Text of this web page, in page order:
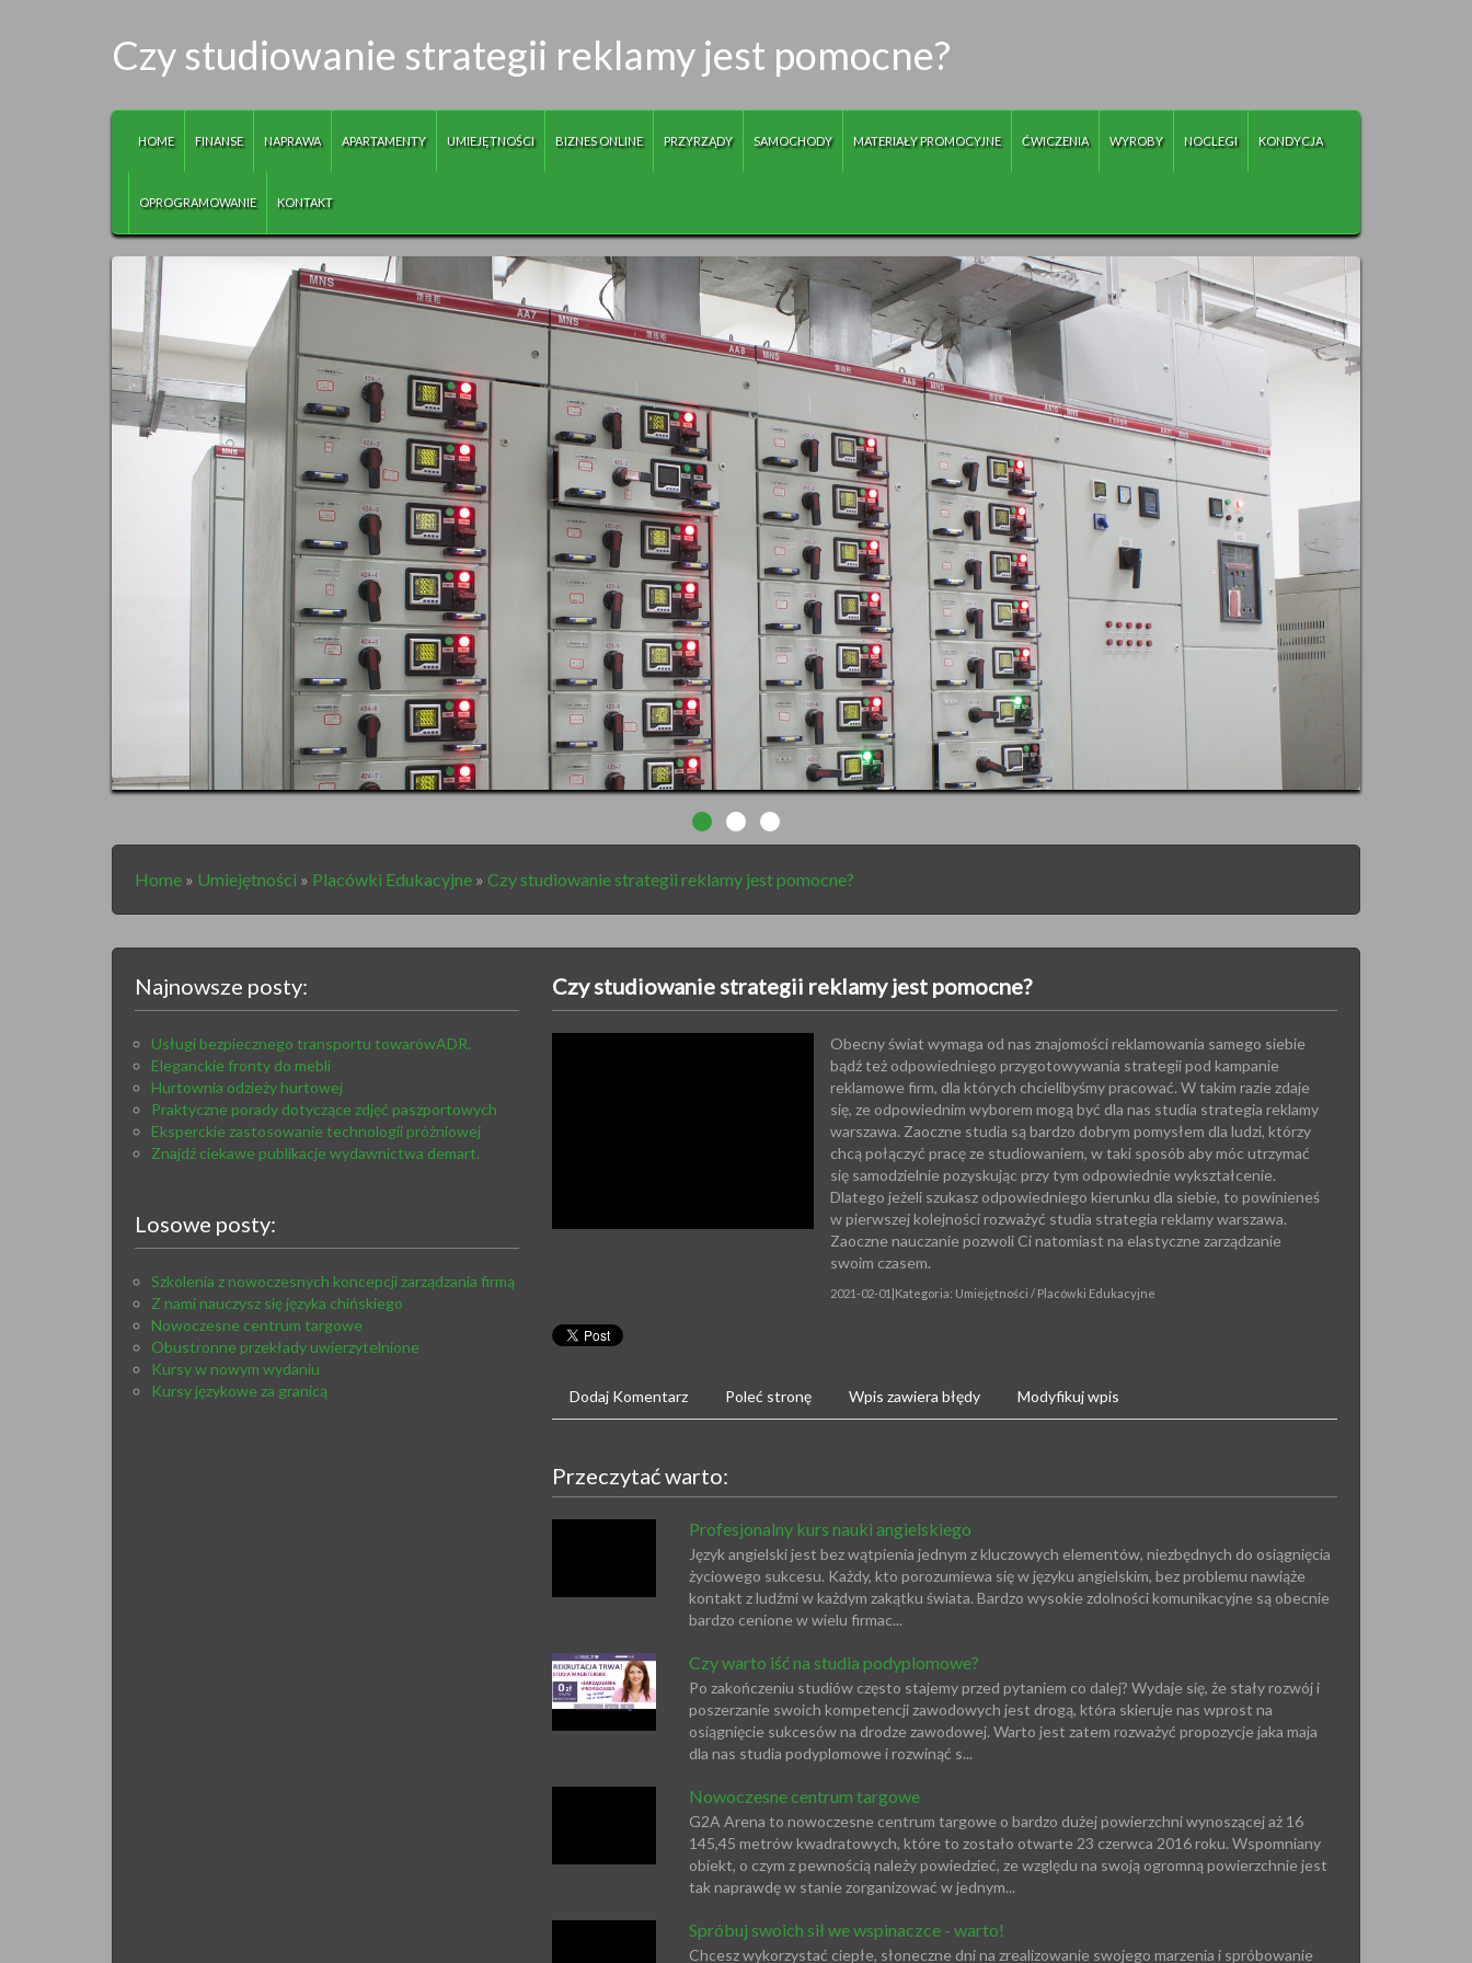
Czy studiowanie strategii reklamy jest pomocne?
HOME FINANSE NAPRAWA APARTAMENTY UMIEJĘTNOŚCI BIZNES ONLINE PRZYRZĄDY SAMOCHODY MATERIAŁY PROMOCYJNE ĆWICZENIA WYROBY NOCLEGI KONDYCJA
OPROGRAMOWANIE KONTAKT
Home » Umiejętności » Placówki Edukacyjne » Czy studiowanie strategii reklamy jest pomocne?
Najnowsze posty:
Usługi bezpiecznego transportu towarówADR.
Eleganckie fronty do mebli
Hurtownia odzieży hurtowej
Praktyczne porady dotyczące zdjęć paszportowych
Eksperckie zastosowanie technologii próżniowej
Znajdź ciekawe publikacje wydawnictwa demart.
Losowe posty:
Szkolenia z nowoczesnych koncepcji zarządzania firmą
Z nami nauczysz się języka chińskiego
Nowoczesne centrum targowe
Obustronne przekłady uwierzytelnione
Kursy w nowym wydaniu
Kursy językowe za granicą
Czy studiowanie strategii reklamy jest pomocne?
Obecny świat wymaga od nas znajomości reklamowania samego siebie
bądź też odpowiedniego przygotowywania strategii pod kampanie
reklamowe firm, dla których chcielibyśmy pracować. W takim razie zdaje
się, ze odpowiednim wyborem mogą być dla nas studia strategia reklamy
warszawa. Zaoczne studia są bardzo dobrym pomysłem dla ludzi, którzy
chcą połączyć pracę ze studiowaniem, w taki sposób aby móc utrzymać
się samodzielnie pozyskując przy tym odpowiednie wykształcenie.
Dlatego jeżeli szukasz odpowiedniego kierunku dla siebie, to powinieneś
w pierwszej kolejności rozważyć studia strategia reklamy warszawa.
Zaoczne nauczanie pozwoli Ci natomiast na elastyczne zarządzanie
swoim czasem.
2021-02-01 |Kategoria: Umiejętności / Placówki Edukacyjne
Dodaj Komentarz Poleć stronę Wpis zawiera błędy Modyfikuj wpis
Przeczytać warto:
Profesjonalny kurs nauki angielskiego
Język angielski jest bez wątpienia jednym z kluczowych elementów, niezbędnych do osiągnięcia
życiowego sukcesu. Każdy, kto porozumiewa się w języku angielskim, bez problemu nawiąże
kontakt z ludźmi w każdym zakątku świata. Bardzo wysokie zdolności komunikacyjne są obecnie
bardzo cenione w wielu firmac...
Czy warto iść na studia podyplomowe?
Po zakończeniu studiów często stajemy przed pytaniem co dalej? Wydaje się, że stały rozwój i
poszerzanie swoich kompetencji zawodowych jest drogą, która skieruje nas wprost na
osiągnięcie sukcesów na drodze zawodowej. Warto jest zatem rozważyć propozycje jaka maja
dla nas studia podyplomowe i rozwinąć s...
Nowoczesne centrum targowe
G2A Arena to nowoczesne centrum targowe o bardzo dużej powierzchni wynoszącej aż 16
145,45 metrów kwadratowych, które to zostało otwarte 23 czerwca 2016 roku. Wspomniany
obiekt, o czym z pewnością należy powiedzieć, ze względu na swoją ogromną powierzchnie jest
tak naprawdę w stanie zorganizować w jednym...
Spróbuj swoich sił we wspinaczce - warto!
Chcesz wykorzystać ciepłe, słoneczne dni na zrealizowanie swojego marzenia i spróbowanie